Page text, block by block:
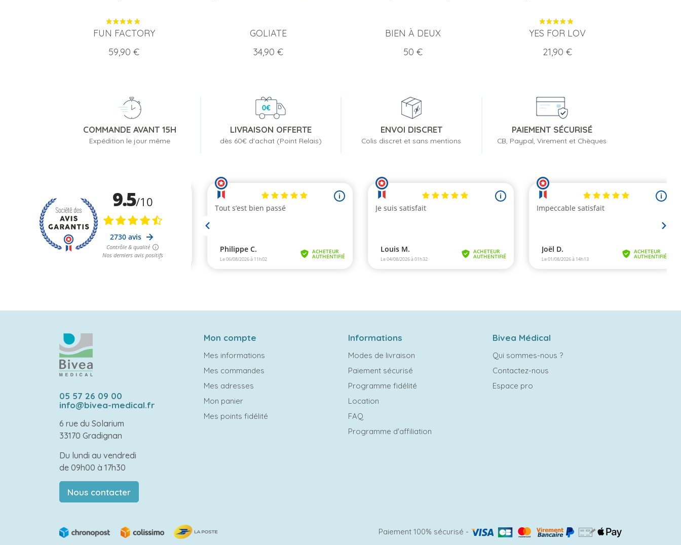
FUN FACTORY
Prix
59,90 €
GOLIATE
Prix
34,90 €
BIEN À DEUX
Prix
50 €
YES FOR LOV
Prix
21,90 €
COMMANDE AVANT 15H
Expédition le jour même
LIVRAISON OFFERTE
dès 60€ d'achat (Point Relais)
ENVOI DISCRET
Colis discret et sans mentions
PAIEMENT SÉCURISÉ
CB, Paypal, Virement et Chèques
05 57 26 09 00
info@bivea-medical.fr
6 rue du Solarium
33170 Gradignan
Du lundi au vendredi
de 09h00 à 17h30
Nous contacter
Mon compte
Mes informations
Mes commandes
Mes adresses
Mon panier
Mes points fidélité
Informations
Modes de livraison
Paiement sécurisé
Programme fidélité
Location
FAQ
Programme d'affiliation
Bivea Médical
Qui sommes-nous ?
Contactez-nous
Espace pro
Paiement 100% sécurisé -